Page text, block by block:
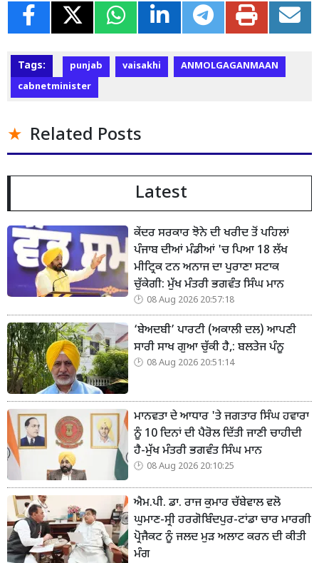
Tags: punjab vaisakhi
ANMOLGAGANMAAN
cabnetminister
Related Posts
Latest
ਕੇਂਦਰ ਸਰਕਾਰ ਝੋਨੇ ਦੀ ਖਰੀਦ ਤੋਂ ਪਹਿਲਾਂ
ਪੰਜਾਬ ਦੀਆਂ ਮੰਡੀਆਂ 'ਚ ਪਿਆ 18 ਲੱਖ
ਮੀਟ੍ਰਿਕ ਟਨ ਅਨਾਜ ਦਾ ਪੁਰਾਣਾ ਸਟਾਕ
ਚੁੱਕੇਗੀ: ਮੁੱਖ ਮੰਤਰੀ ਭਗਵੰਤ ਸਿੰਘ ਮਾਨ
08 Aug 2026 20:57:18
‘ਬੇਅਦਬੀ’ ਪਾਰਟੀ (ਅਕਾਲੀ ਦਲ) ਆਪਣੀ
ਸਾਰੀ ਸਾਖ ਗੁਆ ਚੁੱਕੀ ਹੈ,: ਬਲਤੇਜ ਪੰਨੂ
08 Aug 2026 20:51:14
ਮਾਨਵਤਾ ਦੇ ਆਧਾਰ 'ਤੇ ਜਗਤਾਰ ਸਿੰਘ ਹਵਾਰਾ
ਨੂੰ 10 ਦਿਨਾਂ ਦੀ ਪੈਰੋਲ ਦਿੱਤੀ ਜਾਣੀ ਚਾਹੀਦੀ
ਹੈ-ਮੁੱਖ ਮੰਤਰੀ ਭਗਵੰਤ ਸਿੰਘ ਮਾਨ
08 Aug 2026 20:10:25
ਐਮ.ਪੀ. ਡਾ. ਰਾਜ ਕੁਮਾਰ ਚੱਬੇਵਾਲ ਵਲੋ
ਘੁਮਾਣ-ਸ੍ਰੀ ਹਰਗੋਬਿੰਦਪੁਰ-ਟਾਂਡਾ ਚਾਰ ਮਾਰਗੀ
ਪ੍ਰੋਜੈਕਟ ਨੂੰ ਜਲਦ ਮੁੜ ਅਲਾਟ ਕਰਨ ਦੀ ਕੀਤੀ
ਮੰਗ